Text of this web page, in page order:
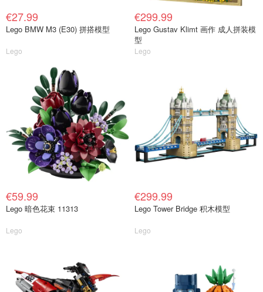
€27.99
Lego BMW M3 (E30) 拼搭模型
Lego
€299.99
Lego Gustav Klimt 画作 成人拼装模
型
Lego
€59.99
Lego 暗色花束 11313
Lego
€299.99
Lego Tower Bridge 积木模型
Lego